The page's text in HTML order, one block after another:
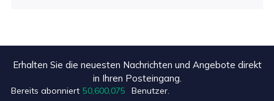
Erhalten Sie die neuesten Nachrichten und Angebote direkt
in Ihren Posteingang.
Bereits abonniert 50,600,075 Benutzer.
+8